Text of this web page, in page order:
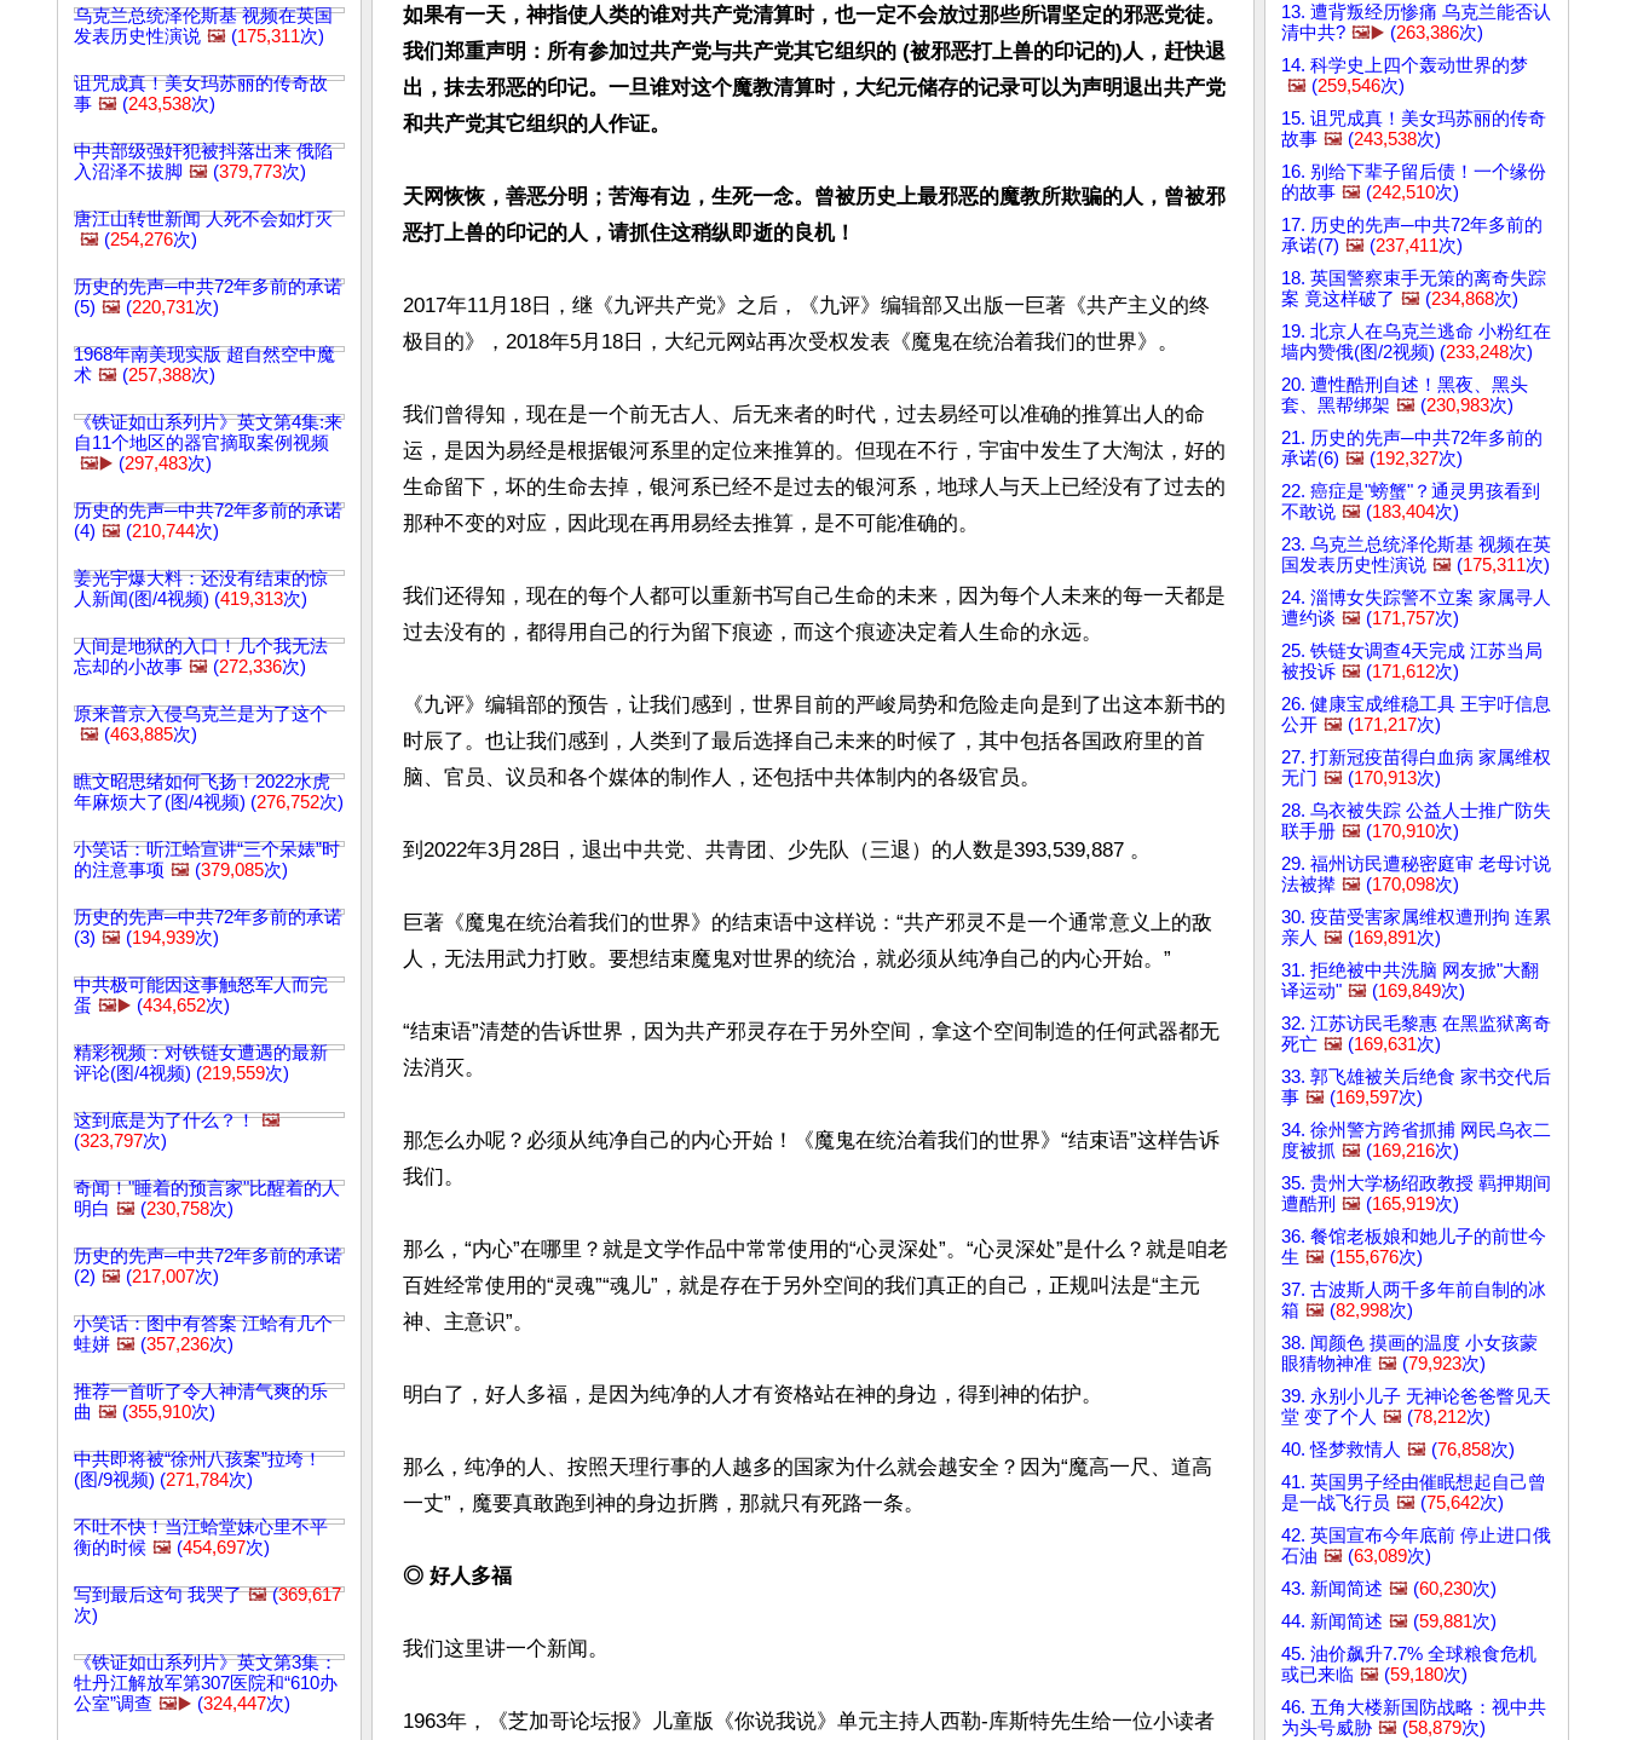
乌克兰总统泽伦斯基 视频在英国
发表历史性演说 🖼️ (175,311次)
诅咒成真！美女玛苏丽的传奇故
事 🖼️ (243,538次)
中共部级强奸犯被抖落出来 俄陷
入沼泽不拔脚 🖼️ (379,773次)
唐江山转世新闻 人死不会如灯灭
🖼️ (254,276次)
历史的先声─中共72年多前的承诺
(5) 🖼️ (220,731次)
1968年南美现实版 超自然空中魔
术 🖼️ (257,388次)
《铁证如山系列片》英文第4集:来
自11个地区的器官摘取案例视频
🖼️▶️ (297,483次)
历史的先声─中共72年多前的承诺
(4) 🖼️ (210,744次)
姜光宇爆大料：还没有结束的惊
人新闻(图/4视频) (419,313次)
人间是地狱的入口！几个我无法
忘却的小故事 🖼️ (272,336次)
原来普京入侵乌克兰是为了这个
🖼️ (463,885次)
瞧文昭思绪如何飞扬！2022水虎
年麻烦大了(图/4视频) (276,752次)
小笑话：听江蛤宣讲“三个呆婊”时
的注意事项 🖼️ (379,085次)
历史的先声─中共72年多前的承诺
(3) 🖼️ (194,939次)
中共极可能因这事触怒军人而完
蛋 🖼️▶️ (434,652次)
精彩视频：对铁链女遭遇的最新
评论(图/4视频) (219,559次)
这到底是为了什么？！ 🖼️
(323,797次)
奇闻！"睡着的预言家"比醒着的人
明白 🖼️ (230,758次)
历史的先声─中共72年多前的承诺
(2) 🖼️ (217,007次)
小笑话：图中有答案 江蛤有几个
蛙姘 🖼️ (357,236次)
推荐一首听了令人神清气爽的乐
曲 🖼️ (355,910次)
中共即将被“徐州八孩案”拉垮！
(图/9视频) (271,784次)
不吐不快！当江蛤堂妹心里不平
衡的时候 🖼️ (454,697次)
写到最后这句 我哭了 🖼️(369,617
次)
《铁证如山系列片》英文第3集：
牡丹江解放军第307医院和“610办
公室”调查 🖼️▶️ (324,447次)
如果有一天，神指使人类的谁对共产党清算时，也一定不会放过那些所谓坚定的邪恶党徒。
我们郑重声明：所有参加过共产党与共产党其它组织的 (被邪恶打上兽的印记的)人，赶快退
出，抹去邪恶的印记。一旦谁对这个魔教清算时，大纪元储存的记录可以为声明退出共产党
和共产党其它组织的人作证。
天网恢恢，善恶分明；苦海有边，生死一念。曾被历史上最邪恶的魔教所欺骗的人，曾被邪
恶打上兽的印记的人，请抓住这稍纵即逝的良机！
2017年11月18日，继《九评共产党》之后，《九评》编辑部又出版一巨著《共产主义的终
极目的》，2018年5月18日，大纪元网站再次受权发表《魔鬼在统治着我们的世界》。
我们曾得知，现在是一个前无古人、后无来者的时代，过去易经可以准确的推算出人的命
运，是因为易经是根据银河系里的定位来推算的。但现在不行，宇宙中发生了大淘汰，好的
生命留下，坏的生命去掉，银河系已经不是过去的银河系，地球人与天上已经没有了过去的
那种不变的对应，因此现在再用易经去推算，是不可能准确的。
我们还得知，现在的每个人都可以重新书写自己生命的未来，因为每个人未来的每一天都是
过去没有的，都得用自己的行为留下痕迹，而这个痕迹决定着人生命的永远。
《九评》编辑部的预告，让我们感到，世界目前的严峻局势和危险走向是到了出这本新书的
时辰了。也让我们感到，人类到了最后选择自己未来的时候了，其中包括各国政府里的首
脑、官员、议员和各个媒体的制作人，还包括中共体制内的各级官员。
到2022年3月28日，退出中共党、共青团、少先队（三退）的人数是393,539,887 。
巨著《魔鬼在统治着我们的世界》的结束语中这样说：“共产邪灵不是一个通常意义上的敌
人，无法用武力打败。要想结束魔鬼对世界的统治，就必须从纯净自己的内心开始。”
“结束语”清楚的告诉世界，因为共产邪灵存在于另外空间，拿这个空间制造的任何武器都无
法消灭。
那怎么办呢？必须从纯净自己的内心开始！《魔鬼在统治着我们的世界》“结束语”这样告诉
我们。
那么，“内心”在哪里？就是文学作品中常常使用的“心灵深处”。“心灵深处”是什么？就是咱老
百姓经常使用的“灵魂”“魂儿”，就是存在于另外空间的我们真正的自己，正规叫法是“主元
神、主意识”。
明白了，好人多福，是因为纯净的人才有资格站在神的身边，得到神的佑护。
那么，纯净的人、按照天理行事的人越多的国家为什么就会越安全？因为“魔高一尺、道高
一丈”，魔要真敢跑到神的身边折腾，那就只有死路一条。
◎ 好人多福
我们这里讲一个新闻。
1963年，《芝加哥论坛报》儿童版《你说我说》单元主持人西勒-库斯特先生给一位小读者
13. 遭背叛经历惨痛 乌克兰能否认
清中共? 🖼️▶️ (263,386次)
14. 科学史上四个轰动世界的梦
🖼️ (259,546次)
15. 诅咒成真！美女玛苏丽的传奇
故事 🖼️ (243,538次)
16. 别给下辈子留后债！一个缘份
的故事 🖼️ (242,510次)
17. 历史的先声─中共72年多前的
承诺(7) 🖼️ (237,411次)
18. 英国警察束手无策的离奇失踪
案 竟这样破了 🖼️ (234,868次)
19. 北京人在乌克兰逃命 小粉红在
墙内赞俄(图/2视频) (233,248次)
20. 遭性酷刑自述！黑夜、黑头
套、黑帮绑架 🖼️ (230,983次)
21. 历史的先声─中共72年多前的
承诺(6) 🖼️ (192,327次)
22. 癌症是"螃蟹"？通灵男孩看到
不敢说 🖼️ (183,404次)
23. 乌克兰总统泽伦斯基 视频在英
国发表历史性演说 🖼️ (175,311次)
24. 淄博女失踪警不立案 家属寻人
遭约谈 🖼️ (171,757次)
25. 铁链女调查4天完成 江苏当局
被投诉 🖼️ (171,612次)
26. 健康宝成维稳工具 王宇吁信息
公开 🖼️ (171,217次)
27. 打新冠疫苗得白血病 家属维权
无门 🖼️ (170,913次)
28. 乌衣被失踪 公益人士推广防失
联手册 🖼️ (170,910次)
29. 福州访民遭秘密庭审 老母讨说
法被撵 🖼️ (170,098次)
30. 疫苗受害家属维权遭刑拘 连累
亲人 🖼️ (169,891次)
31. 拒绝被中共洗脑 网友掀"大翻
译运动" 🖼️ (169,849次)
32. 江苏访民毛黎惠 在黑监狱离奇
死亡 🖼️ (169,631次)
33. 郭飞雄被关后绝食 家书交代后
事 🖼️ (169,597次)
34. 徐州警方跨省抓捕 网民乌衣二
度被抓 🖼️ (169,216次)
35. 贵州大学杨绍政教授 羁押期间
遭酷刑 🖼️ (165,919次)
36. 餐馆老板娘和她儿子的前世今
生 🖼️ (155,676次)
37. 古波斯人两千多年前自制的冰
箱 🖼️ (82,998次)
38. 闻颜色 摸画的温度 小女孩蒙
眼猜物神准 🖼️ (79,923次)
39. 永别小儿子 无神论爸爸瞥见天
堂 变了个人 🖼️ (78,212次)
40. 怪梦救情人 🖼️ (76,858次)
41. 英国男子经由催眠想起自己曾
是一战飞行员 🖼️ (75,642次)
42. 英国宣布今年底前 停止进口俄
石油 🖼️ (63,089次)
43. 新闻简述 🖼️ (60,230次)
44. 新闻简述 🖼️ (59,881次)
45. 油价飙升7.7% 全球粮食危机
或已来临 🖼️ (59,180次)
46. 五角大楼新国防战略：视中共
为头号威胁 🖼️ (58,879次)